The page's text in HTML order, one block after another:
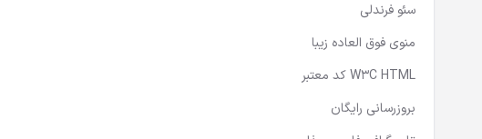
سئو فرندلی
منوی فوق العاده زیبا
W3C HTML کد معتبر
بروزرسانی رایگان